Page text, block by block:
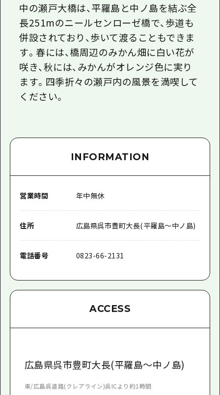
ユニバーサルツーリズム
ガイドブック
広島県の魅力を動画でご紹介！
よくあるご質問
メディア掲載情報
中の瀬戸大橋は、平羅島と中ノ島を結ぶ全
長251mのニールセンローゼ橋で、歩道も
併設されており、歩いて渡ることもできま
す。春には、橋周辺のみかん畑に白い花が
咲き、秋には、みかんがオレンジ色に実り
ます。四季折々の瀬戸内の風景を満喫して
ください。
INFORMATION
営業時間 年中無休
住所 広島県呉市豊町大長(平羅島～中ノ島)
電話番号 0823-66-2131
ACCESS
広島県呉市豊町大長(平羅島～中ノ島)
車/広島呉道路(クレアライン)呉ICより約1時間